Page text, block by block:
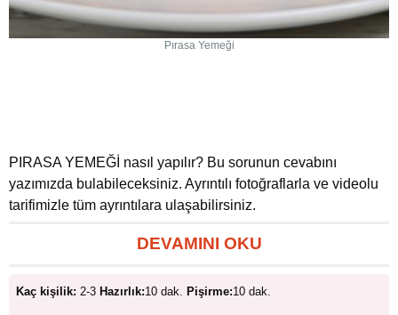
Pırasa Yemeği
PIRASA YEMEĞİ nasıl yapılır? Bu sorunun cevabını
yazımızda bulabileceksiniz. Ayrıntılı fotoğraflarla ve videolu
tarifimizle tüm ayrıntılara ulaşabilirsiniz.
DEVAMINI OKU
Kaç kişilik: 2-3 Hazırlık:10 dak. Pişirme:10 dak.